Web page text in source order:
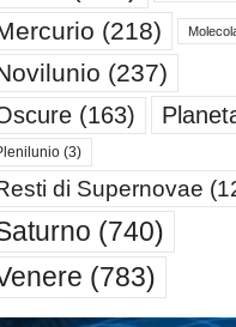
(218)
(237)
(163)
(3)
di Supernovae
(740)
(783)